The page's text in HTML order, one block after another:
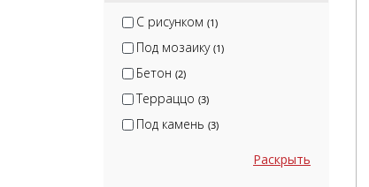
С рисунком (1)
Под мозаику (1)
Бетон (2)
Терраццо (3)
Под камень (3)
Раскрыть